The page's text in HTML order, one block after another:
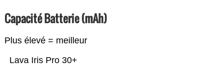
Capacité Batterie (mAh)
Plus élevé = meilleur
Lava Iris Pro 30+